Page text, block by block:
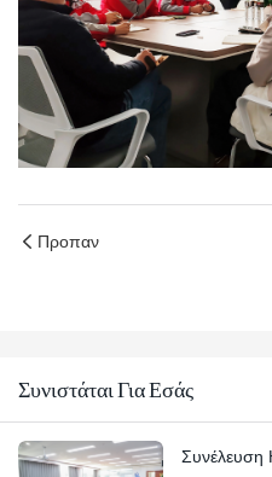
Προπαν
Συνιστάται Για Εσάς
Συνέλευση